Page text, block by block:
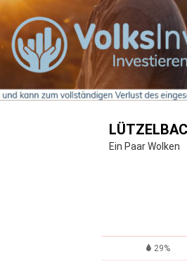
Ein Paar Wolken
29%